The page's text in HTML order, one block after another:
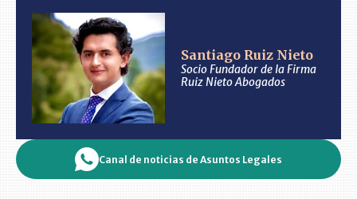
Santiago Ruiz Nieto
Socio Fundador de la Firma
Ruiz Nieto Abogados
Canal de noticias de Asuntos Legales